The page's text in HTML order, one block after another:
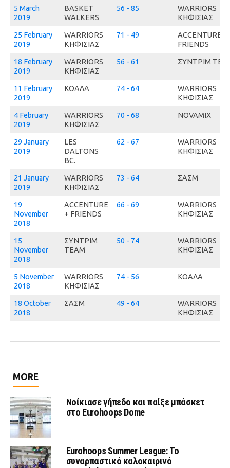
5 March
2019
BASKET
WALKERS
56 - 85
WARRIORS
ΚΗΦΙΣΙΑΣ
25 February
2019
WARRIORS
ΚΗΦΙΣΙΑΣ
71 - 49
ACCENTURE +
FRIENDS
18 February
2019
WARRIORS
ΚΗΦΙΣΙΑΣ
56 - 61 ΣΥΝΤΡΙΜ
11 February
2019
ΚΟΑΛΑ 74 - 64
WARRIORS
ΚΗΦΙΣΙΑΣ
4 February
2019
WARRIORS
ΚΗΦΙΣΙΑΣ
70 - 68 NOVAMIX
29 January
2019
LES
DALTONS
BC.
62 - 67
WARRIORS
ΚΗΦΙΣΙΑΣ
21 January
2019
WARRIORS
ΚΗΦΙΣΙΑΣ
73 - 64 ΣΑΣΜ
19
November
2018
ACCENTURE
+ FRIENDS
66 - 69
WARRIORS
ΚΗΦΙΣΙΑΣ
15
November
2018
ΣΥΝΤΡΙΜ
ΤΕΑΜ
50 - 74
WARRIORS
ΚΗΦΙΣΙΑΣ
5 November
2018
WARRIORS
ΚΗΦΙΣΙΑΣ
74 - 56 ΚΟΑΛΑ
18 October
2018
ΣΑΣΜ 49 - 64
WARRIORS
ΚΗΦΙΣΙΑΣ
MORE
Νοίκιασε γήπεδο και παίξε μπάσκετ
στο Eurohoops Dome
Eurohoops Summer League: Το
συναρπαστικό καλοκαιρινό